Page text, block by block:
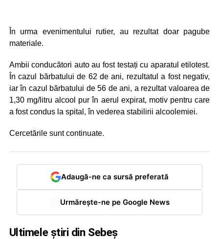
În urma evenimentului rutier, au rezultat doar pagube
materiale.
Ambii conducători auto au fost testați cu aparatul etilotest.
În cazul bărbatului de 62 de ani, rezultatul a fost negativ,
iar în cazul bărbatului de 56 de ani, a rezultat valoarea de
1,30 mg/litru alcool pur în aerul expirat, motiv pentru care
a fost condus la spital, în vederea stabilirii alcoolemiei.
Cercetările sunt continuate.
Adaugă-ne ca sursă preferată
Urmărește-ne pe Google News
Ultimele știri din Sebeș